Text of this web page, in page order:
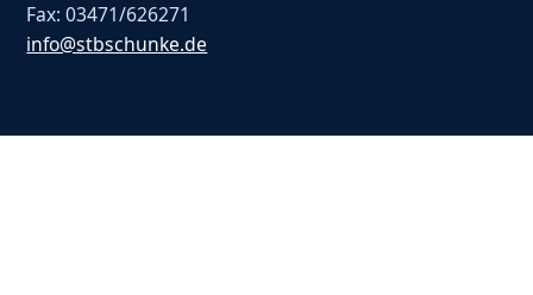
Fax: 03471/626271
info@stbschunke.de